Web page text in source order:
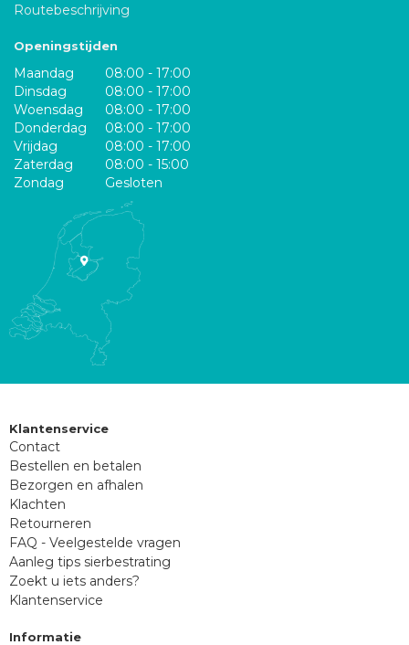
Routebeschrijving
Openingstijden
Maandag
08:00 - 17:00
Dinsdag
08:00 - 17:00
Woensdag
08:00 - 17:00
Donderdag
08:00 - 17:00
Vrijdag
08:00 - 17:00
Zaterdag
08:00 - 15:00
Zondag
Gesloten
Klantenservice
Contact
Bestellen en betalen
Bezorgen en afhalen
Klachten
Retourneren
FAQ - Veelgestelde vragen
Aanleg tips sierbestrating
Zoekt u iets anders?
Klantenservice
Informatie